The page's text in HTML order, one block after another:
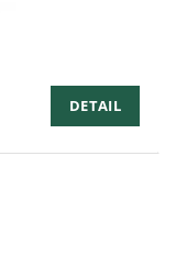
DETAIL